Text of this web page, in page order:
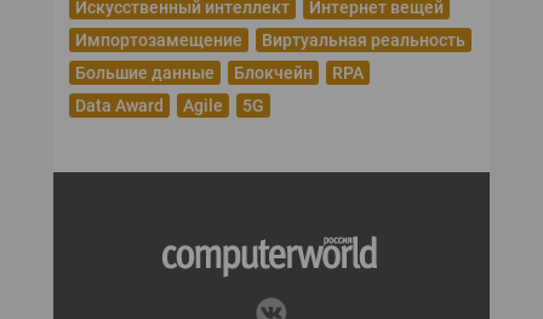
Искусственный интеллект
Интернет вещей
Импортозамещение
Виртуальная реальность
Большие данные
Блокчейн
RPA
Data Award
Agile 5G